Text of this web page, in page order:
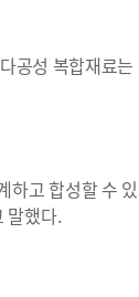
공성 복합재료는
하고 합성할 수
말했다.